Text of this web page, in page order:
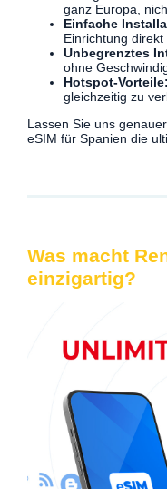
ganz Europa,
Einfache
Einrichtung
Unbegrenztes
ohne
Hotspot-Vorteile:
gleichzeitig zu
Lassen Sie uns
eSIM für Spanien die
Was macht
einzigartig?